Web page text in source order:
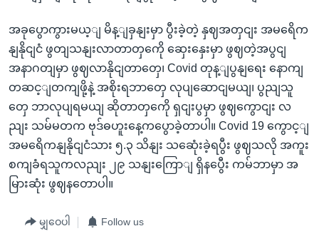
အခုပွောကွားမယ့ျ မိန့ျခှနျးမှာ ပွီးခဲ့တဲ့ နှဈအတှငျး အမရေိက
နျနိုငျငံ ဖွတျသနျးလာတာတှကေို ဆှေးနှေးမှာ ဖွဈတဲ့အပွငျ
အနာဂတျမှာ ဖွဈလာနိုငျတာတှေ၊ Covid တုန့ျပွနျရေး နောကျ
တဆင့ျတကျဖို့နဲ့ အစိုးရဘာတှေ လုပျဆောငျမယျ၊ ပွညျသူ
တှေ ဘာလုပျရမယျ ဆိုတာတှကေို ရှငျးပွမှာ ဖွဈကွောငျး လ
ညျး သမ်မတက ဗုဒ်ဓဟူးနေ့ကပွောခဲ့တာပါ။ Covid 19 ကွောင့ျ
အမရေိကနျနိုငျငံသား ၅.၃ သိနျး သဆေုံးခဲ့ရပွီး ဖွဈသလို အကူး
စကျခံရသူကလညျး ၂၉ သနျးကြောျ ရှိနပွေီး ကမ်ဘာမှာ အ
မြားဆုံး ဖွဈနတောပါ။
မျှဝေပါ Follow us